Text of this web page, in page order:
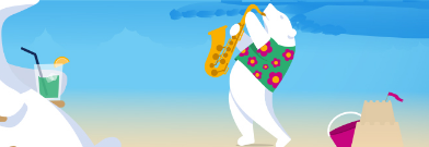
DiviaMobilités, dans les Relais
boutique DiviaMobilités et à la boutique